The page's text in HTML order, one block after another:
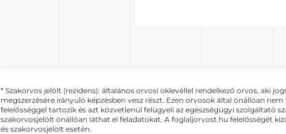
* Szakorvos jelölt (rezidens): általános orvosi oklevéllel rendelkező orvos, aki
megszerzésére irányuló képzésben vesz részt. Ezen orvosok által önállóan
felelősséggel tartozik és azt közvetlenül felügyeli az egészségügyi szolgáltató
szakorvosjelölt önállóan láthat el feladatokat. A foglaljorvost.hu felelősségét
és szakorvosjelölt esetén.